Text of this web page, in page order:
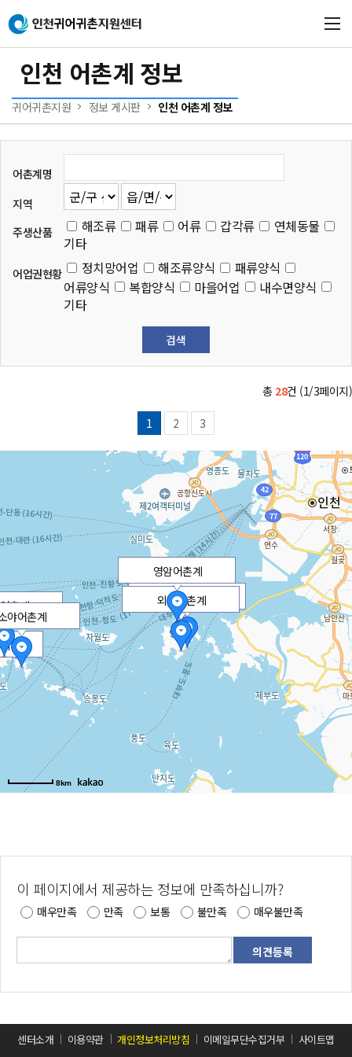
인천 어촌계 정보
귀어귀촌지원 정보 게시판 인천 어촌계 정보
어촌계명
지역
주생산품
해조류 패류 어류 갑각류
연체동물
기타
어업권현황 정치망어업 해조류양식
패류양식
어류양식
복합양식 마을어업
내수면양식
기타
총 28건 (1/3페이지)
1 2 3
촌계
야어촌계
용담어촌계
외리어촌계
영암어촌계
8km
이 페이지에서 제공하는 정보에 만족하십니까?
매우만족 만족 보통 불만족 매우불만족
센터소개 이용약관 개인정보처리방침 이메일무단수집거부 사이트맵